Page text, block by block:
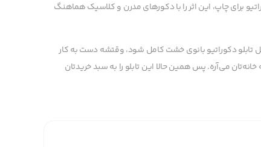
برای چاپ، این اثر را با دکورهای مدرن و کلاسیک هماهنگ
تابلو دکوراتیو بانوی خشت کامل شود، وقتشه دست به کار
می‌آره. پس همین حالا این تابلو را به سبد خریدتان